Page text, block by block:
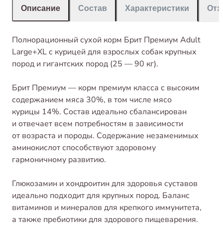
Описание Состав Характеристики
Полнорационный сухой корм Брит Премиум Adult
Large+XL с курицей для взрослых собак крупных
пород и гигантских пород (25 — 90 кг).
Брит Премиум — корм премиум класса с высоким
содержанием мяса 30%, в том числе мясо
курицы 14%. Состав идеально сбалансирован
и отвечает всем потребностям в зависимости
от возраста и породы. Содержание незаменимых
аминокислот способствуют здоровому
гармоничному развитию.
Глюкозамин и хондроитин для здоровья суставов
идеально подходит для крупных пород. Баланс
витаминов и минералов для крепкого иммунитета,
а также пребиотики для здорового пищеварения.